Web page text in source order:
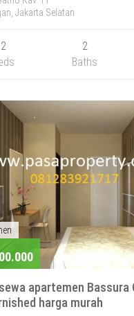
Jakarta Selatan
2
2
Baths
apartemen Bassura
harga murah